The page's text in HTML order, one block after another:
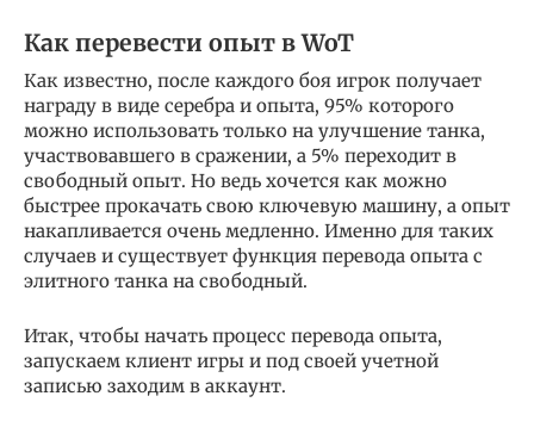
Как перевести опыт в WoT
Как известно, после каждого боя игрок получает
награду в виде серебра и опыта, 95% которого
можно использовать только на улучшение танка,
участвовавшего в сражении, а 5% переходит в
свободный опыт. Но ведь хочется как можно
быстрее прокачать свою ключевую машину, а опыт
накапливается очень медленно. Именно для таких
случаев и существует функция перевода опыта с
элитного танка на свободный.
Итак, чтобы начать процесс перевода опыта,
запускаем клиент игры и под своей учетной
записью заходим в аккаунт.